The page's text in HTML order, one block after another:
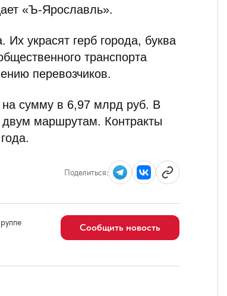
«Ъ-Ярославль».
Их украсят герб города, буква
транспорта
перевозчиков.
на сумму в 6,97 млрд руб. В
двум маршрутам. Контракты
Поделиться:
Сообщить новость